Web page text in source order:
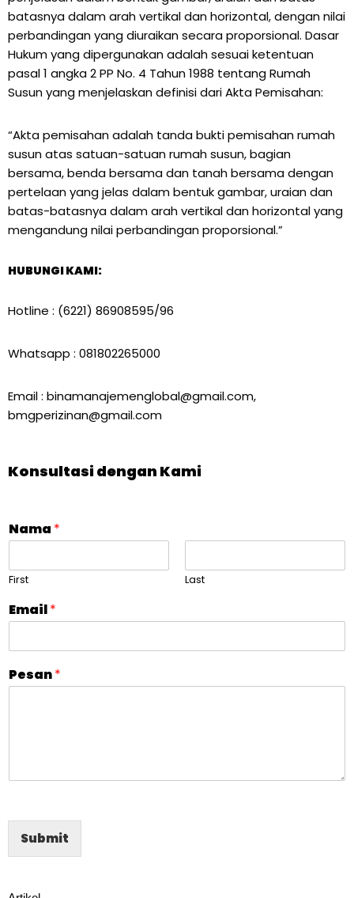
batasnya dalam arah vertikal dan horizontal, dengan nilai
perbandingan yang diuraikan secara proporsional. Dasar
Hukum yang dipergunakan adalah sesuai ketentuan
pasal 1 angka 2 PP No. 4 Tahun 1988 tentang Rumah
Susun yang menjelaskan definisi dari Akta Pemisahan:
“Akta pemisahan adalah tanda bukti pemisahan rumah
susun atas satuan-satuan rumah susun, bagian
bersama, benda bersama dan tanah bersama dengan
pertelaan yang jelas dalam bentuk gambar, uraian dan
batas-batasnya dalam arah vertikal dan horizontal yang
mengandung nilai perbandingan proporsional.”
HUBUNGI KAMI:
Hotline : (6221) 86908595/96
Whatsapp : 081802265000
Email : binamanajemenglobal@gmail.com,
bmgperizinan@gmail.com
Konsultasi dengan Kami
Nama *
First Last
Email*
Pesan*
Submit